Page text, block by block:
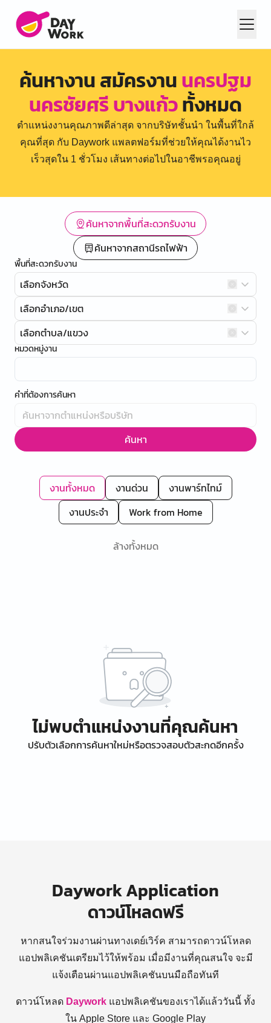
ค้นหางาน สมัครงานนครปฐม
นครชัยศรี บางแก้วทั้งหมด
ตำแหน่งงานคุณภาพดีล่าสุด จากบริษัทชั้นนำ ในพื้นที่ใกล้
คุณที่สุด กับ Daywork แพลตฟอร์มที่ช่วยให้คุณได้งานไว
เร็วสุดใน 1 ชั่วโมง เส้นทางต่อไปในอาชีพรอคุณอยู่
ค้นหาจากพื้นที่สะดวกรับงาน
ค้นหาจากสถานีรถไฟฟ้า
พื้นที่สะดวกรับงาน
เลือกจังหวัด
เลือกอำเภอ/เขต
เลือกตำบล/แขวง
หมวดหมู่งาน
คำที่ต้องการค้นหา
ค้นหา
งานทั้งหมด งานด่วน
งานพาร์ทไทม์
งานประจำ
Work from Home
ล้างทั้งหมด
ไม่พบตำแหน่งงานที่คุณค้นหา
ปรับตัวเลือกการค้นหาใหม่หรือตรวจสอบตัวสะกดอีกครั้ง
Daywork Application
ดาวน์โหลดฟรี
หากสนใจร่วมงานผ่านทางเดย์เวิร์ค สามารถดาวน์โหลด
แอปพลิเคชันเตรียมไว้ให้พร้อม เมื่อมีงานที่คุณสนใจ จะมี
แจ้งเตือนผ่านแอปพลิเคชันบนมือถือทันที
ดาวน์โหลด Daywork แอปพลิเคชันของเราได้แล้ววันนี้ ทั้ง
ใน Apple Store และ Google Play